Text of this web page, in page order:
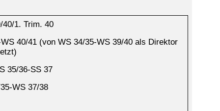
40/1. Trim. 40
40/41 (von WS 34/35-WS 39/40 als Direktor
35/36-SS 37
WS 37/38